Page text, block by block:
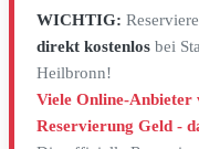
WICHTIG:
direkt kostenlos bei
Heilbronn!
Viele Online-Anbieter
Reservierung Geld -